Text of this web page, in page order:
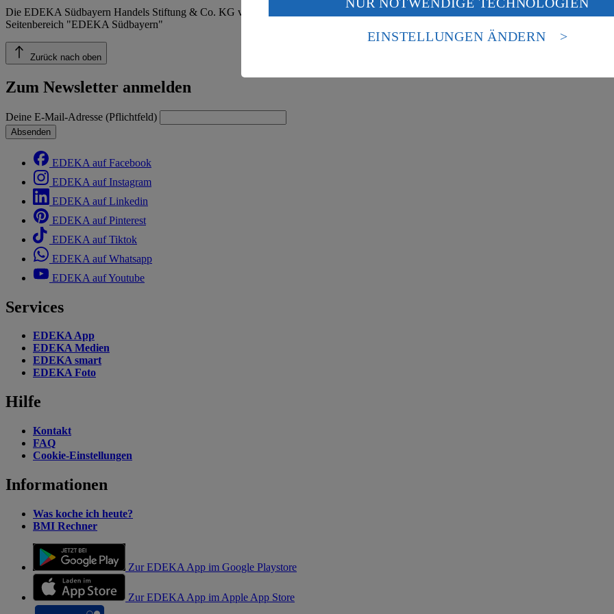
Die EDEKA Südbayern Handels Stiftung & Co. KG veröffentlicht insbesondere Inhalte zu den Bereichen:
Seitenbereich "EDEKA Südbayern"
Zurück nach oben
Zum Newsletter anmelden
Deine E-Mail-Adresse (Pflichtfeld)
Absenden
EDEKA auf Facebook
EDEKA auf Instagram
EDEKA auf Linkedin
EDEKA auf Pinterest
EDEKA auf Tiktok
EDEKA auf Whatsapp
EDEKA auf Youtube
Services
EDEKA App
EDEKA Medien
EDEKA smart
EDEKA Foto
Hilfe
Kontakt
FAQ
Cookie-Einstellungen
Informationen
Was koche ich heute?
BMI Rechner
Zur EDEKA App im Google Playstore
Zur EDEKA App im Apple App Store
ein, dass deine Daten in den USA verarbeitet werden. Der EuGH sieht die USA als
einem nach europäischen Standards nicht angemessenen Datenschutzniveau an. Es
Risiko eines Zugriffs durch US-amerikanische Behörden.
EINSTELLUNGEN ÄNDERN